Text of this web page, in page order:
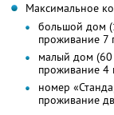
Максимальное
большой дом
проживание 7
малый дом (60
проживание 4
номер
проживание